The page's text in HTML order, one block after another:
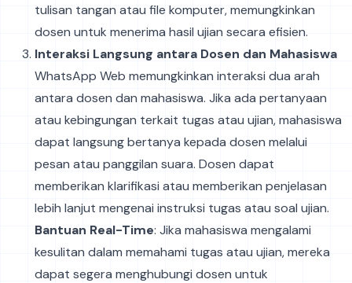
tulisan tangan atau file komputer, memungkinkan
dosen untuk menerima hasil ujian secara efisien.
Interaksi Langsung antara Dosen dan Mahasiswa
WhatsApp Web memungkinkan interaksi dua arah
antara dosen dan mahasiswa. Jika ada pertanyaan
atau kebingungan terkait tugas atau ujian, mahasiswa
dapat langsung bertanya kepada dosen melalui
pesan atau panggilan suara. Dosen dapat
memberikan klarifikasi atau memberikan penjelasan
lebih lanjut mengenai instruksi tugas atau soal ujian.
Bantuan Real-Time: Jika mahasiswa mengalami
kesulitan dalam memahami tugas atau ujian, mereka
dapat segera menghubungi dosen untuk